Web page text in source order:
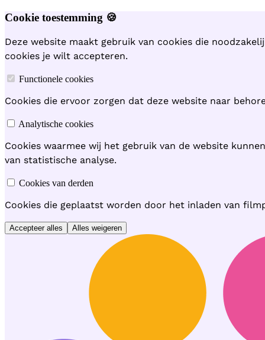
Cookie toestemming 🍪
Deze website maakt gebruik van cookies die
cookies je wilt accepteren.
Functionele cookies
Cookies die ervoor zorgen dat deze website naar
Analytische cookies
Cookies waarmee wij het gebruik van de website
van statistische analyse.
Cookies van derden
Cookies die geplaatst worden door het inladen van
Accepteer alles Alles weigeren